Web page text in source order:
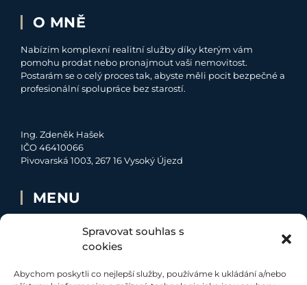
Spravovat souhlas s
cookies
Abychom poskytli co nejlepší služby, používáme k ukládání a/nebo
O MNĚ
Nabízím komplexní realitní služby díky kterým vám
pomohu prodat nebo pronajmout vaši nemovitost.
Postarám se o celý proces tak, abyste měli pocit bezpečné a
profesionální spolupráce bez starostí.
Ing. Zdeněk Hašek
IČO 46410066
Pivovarská 1003, 267 16 Vysoký Újezd
MENU